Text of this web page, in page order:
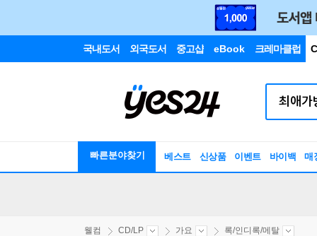
국내도서 외국도서 중고샵 eBook 크레마클럽
빠른분야찾기 베스트 신상품 이벤트 바이백 매
웰컴 CD/LP 가요 록/인디록/메탈